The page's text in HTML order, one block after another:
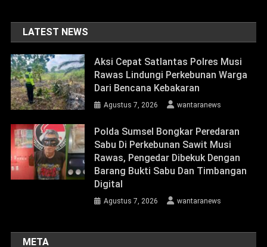
LATEST NEWS
Aksi Cepat Satlantas Polres Musi
Rawas Lindungi Perkebunan Warga
Dari Bencana Kebakaran
Agustus 7, 2026 wantaranews
Polda Sumsel Bongkar Peredaran
Sabu Di Perkebunan Sawit Musi
Rawas, Pengedar Dibekuk Dengan
Barang Bukti Sabu Dan Timbangan
Digital
Agustus 7, 2026 wantaranews
META